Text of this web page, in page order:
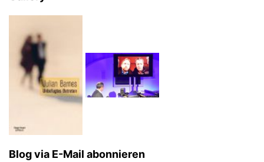
Blog via E-Mail abonnieren